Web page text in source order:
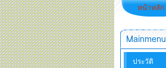
หน้าหลัก
Mainmenu
ประวัติ